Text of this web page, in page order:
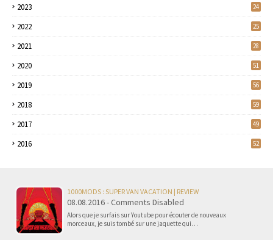
2023 24
2022 25
2021 28
2020 51
2019 56
2018 59
2017 49
2016 52
1000MODS : SUPER VAN VACATION | REVIEW
08.08.2016 - Comments Disabled
Alors que je surfais sur Youtube pour écouter de nouveaux
morceaux, je suis tombé sur une jaquette qui…